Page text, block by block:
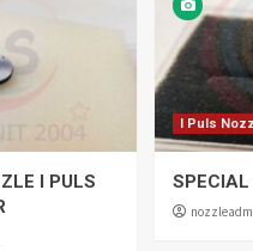
I PULS
I Puls